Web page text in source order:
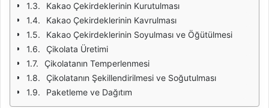
Kakao Çekirdeklerinin Kurutulması
Kakao Çekirdeklerinin Kavrulması
Kakao Çekirdeklerinin Soyulması ve Öğütülmesi
Çikolata Üretimi
Çikolatanın Temperlenmesi
Çikolatanın Şekillendirilmesi ve Soğutulması
Paketleme ve Dağıtım